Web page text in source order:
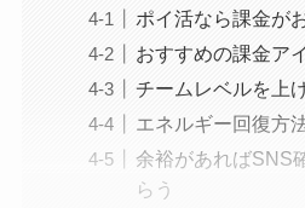
ポイ活なら課金が
おすすめの課金ア
チームレベルを上
エネルギー回復方
余裕があればSNS
らう